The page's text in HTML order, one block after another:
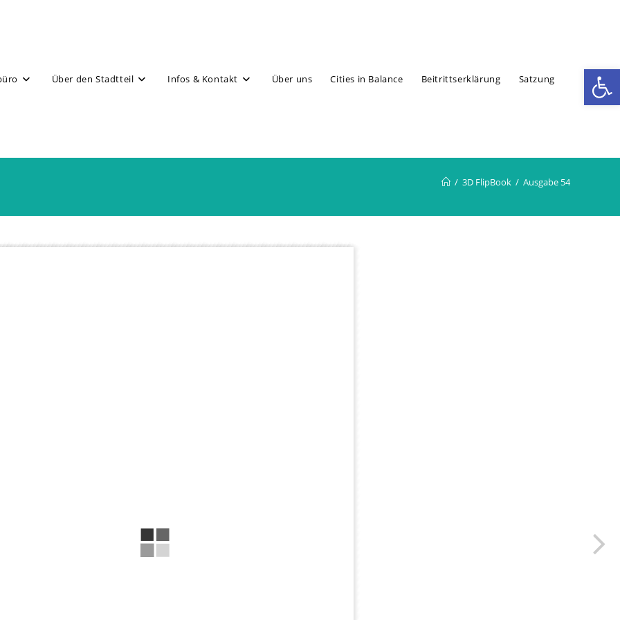
Über den Stadtteil Infos & Kontakt Über uns Cities in Balance Beitrittserklärung Satzung
/ 3D FlipBook / Ausgabe 54